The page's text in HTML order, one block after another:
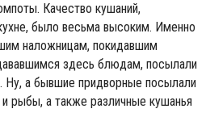
Качество кушаний,
было весьма высоким. Именно
наложницам, покидавшим
здесь блюдам, посылали
Ну, а бывшие придворные посылали
рыбы, а также различные кушанья